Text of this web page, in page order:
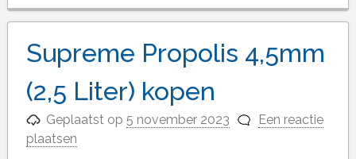
Supreme Propolis 4,5mm
(2,5 Liter) kopen
Geplaatst op5 november 2023
Een reactie
plaatsen